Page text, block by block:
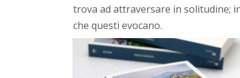
trova ad attraversare in solitudine;
che questi evocano.